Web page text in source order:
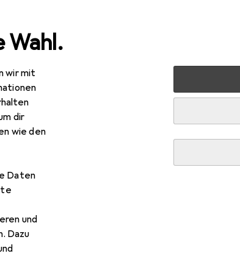
Wahl.
wir mit
dir
wie den
Daten
und
Dazu
Möbel
(Mit Fusshocker)
Jabelau (Mit
Produkt vidaXL Jabelau (Mit Fusshocker) aus